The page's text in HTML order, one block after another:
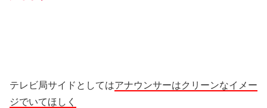
テレビ局サイドとしてはアナウンサーはクリーンなイメー
ジでいてほしく